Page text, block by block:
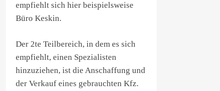
empfiehlt sich hier beispielsweise
Büro Keskin.
Der 2te Teilbereich, in dem es sich
empfiehlt, einen Spezialisten
hinzuziehen, ist die Anschaffung und
der Verkauf eines gebrauchten Kfz.